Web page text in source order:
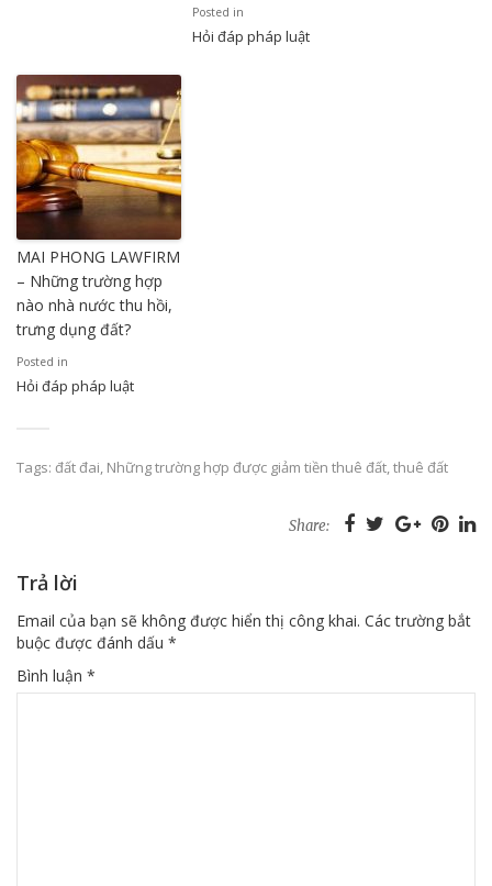
Posted in
Hỏi đáp pháp luật
MAI PHONG LAWFIRM
– Những trường hợp
nào nhà nước thu hồi,
trưng dụng đất?
Posted in
Hỏi đáp pháp luật
Tags: đất đai, Những trường hợp được giảm tiền thuê đất,thuê đất
Share:
Trả lời
Email của bạn sẽ không được hiển thị công khai. Các trường bắt
buộc được đánh dấu *
Bình luận *